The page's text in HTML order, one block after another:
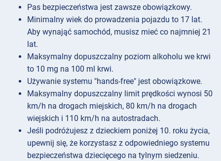
Pas bezpieczeństwa jest zawsze obowiązkowy.
Minimalny wiek do prowadzenia pojazdu to 17 lat.
Aby wynająć samochód, musisz mieć co najmniej 21
lat.
Maksymalny dopuszczalny poziom alkoholu we krwi
to 10 mg na 100 ml krwi.
Używanie systemu "hands-free" jest obowiązkowe.
Maksymalny dopuszczalny limit prędkości wynosi 50
km/h na drogach miejskich, 80 km/h na drogach
wiejskich i 110 km/h na autostradach.
Jeśli podróżujesz z dzieckiem poniżej 10. roku życia,
upewnij się, że korzystasz z odpowiedniego systemu
bezpieczeństwa dziecięcego na tylnym siedzeniu.